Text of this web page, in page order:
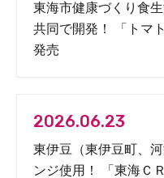
東海市健康づくり食
共同で開発！ 「トマ
発売
2026.06.23
東伊豆（東伊豆町、
ンジ使用！ 「東海Ｃ